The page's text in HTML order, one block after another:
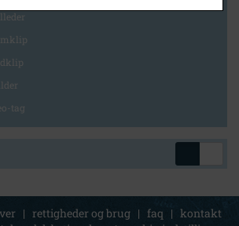
tag
| rettigheder og brug | faq | kontakt